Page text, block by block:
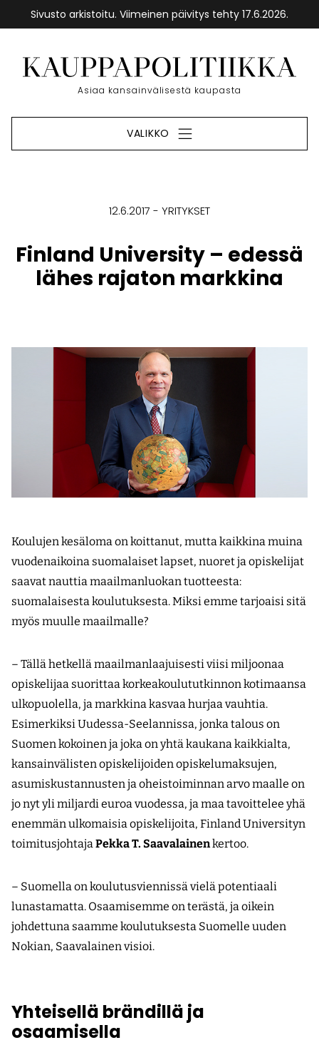
Sivusto arkistoitu. Viimeinen päivitys tehty 17.6.2026.
sisältöön
Etusivu
Asiaa kansainvälisestä kaupasta
VALIKKO
12.6.2017 YRITYKSET
Finland University – edessä
lähes rajaton markkina
Koulujen kesäloma on koittanut, mutta kaikkina muina
vuodenaikoina suomalaiset lapset, nuoret ja opiskelijat
saavat nauttia maailmanluokan tuotteesta:
suomalaisesta koulutuksesta. Miksi emme tarjoaisi sitä
myös muulle maailmalle?
– Tällä hetkellä maailmanlaajuisesti viisi miljoonaa
opiskelijaa suorittaa korkeakoulututkinnon kotimaansa
ulkopuolella, ja markkina kasvaa hurjaa vauhtia.
Esimerkiksi Uudessa-Seelannissa, jonka talous on
Suomen kokoinen ja joka on yhtä kaukana kaikkialta,
kansainvälisten opiskelijoiden opiskelumaksujen,
asumiskustannusten ja oheistoiminnan arvo maalle on
jo nyt yli miljardi euroa vuodessa, ja maa tavoittelee yhä
enemmän ulkomaisia opiskelijoita, Finland Universityn
toimitusjohtajaPekka T. Saavalainenkertoo.
– Suomella on koulutusviennissä vielä potentiaali
lunastamatta. Osaamisemme on terästä, ja oikein
johdettuna saamme koulutuksesta Suomelle uuden
Nokian, Saavalainen visioi.
Yhteisellä brändillä ja
osaamisella